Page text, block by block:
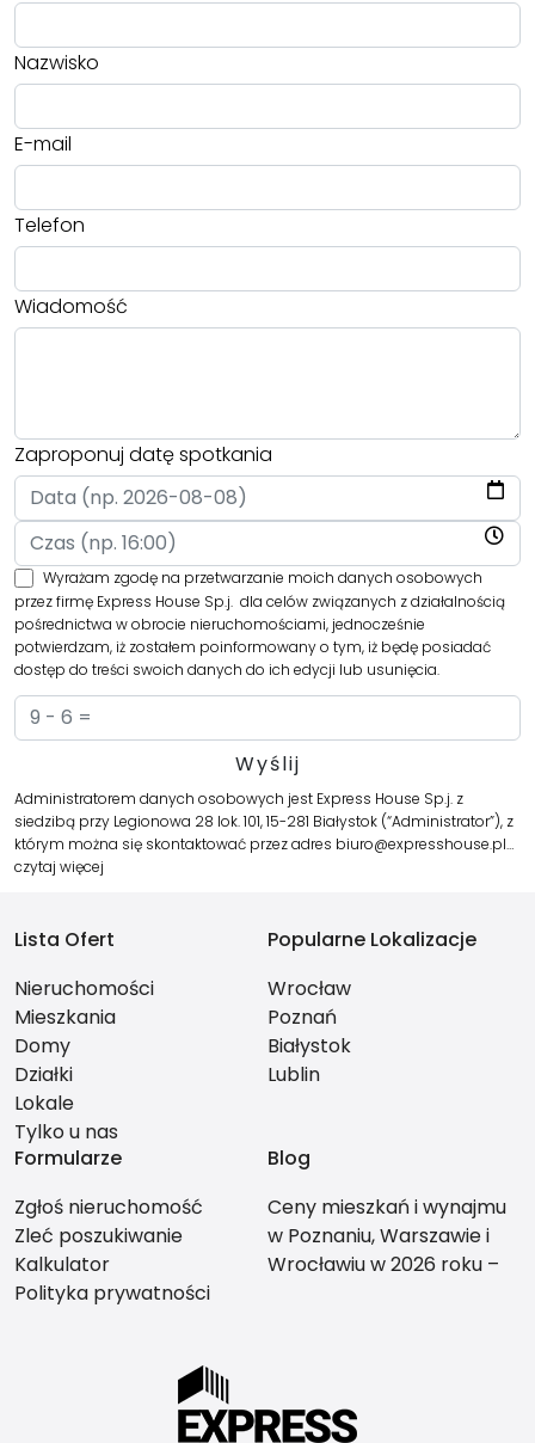
Nazwisko
E-mail
Telefon
Wiadomość
Zaproponuj datę spotkania
Wyrażam zgodę na przetwarzanie moich danych osobowych
przez firmę Express House Sp.j. dla celów związanych z działalnością
pośrednictwa w obrocie nieruchomościami, jednocześnie
potwierdzam, iż zostałem poinformowany o tym, iż będę posiadać
dostęp do treści swoich danych do ich edycji lub usunięcia.
Administratorem danych osobowych jest Express House Sp.j. z
siedzibą przy Legionowa 28 lok. 101, 15-281 Białystok (“Administrator”), z
którym można się skontaktować przez adres biuro@expresshouse.pl…
czytaj więcej
Lista Ofert
Nieruchomości
Mieszkania
Domy
Działki
Lokale
Tylko u nas
Popularne Lokalizacje
Wrocław
Poznań
Białystok
Lublin
Formularze
Zgłoś nieruchomość
Zleć poszukiwanie
Kalkulator
Polityka prywatności
Blog
Ceny mieszkań i wynajmu
w Poznaniu, Warszawie i
Wrocławiu w 2026 roku –